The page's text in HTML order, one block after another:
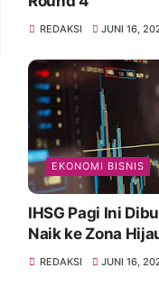
REDAKSI JUNI 16,
EKONOMI BISNIS
IHSG Pagi Ini
Naik ke Zona
REDAKSI JUNI 16,